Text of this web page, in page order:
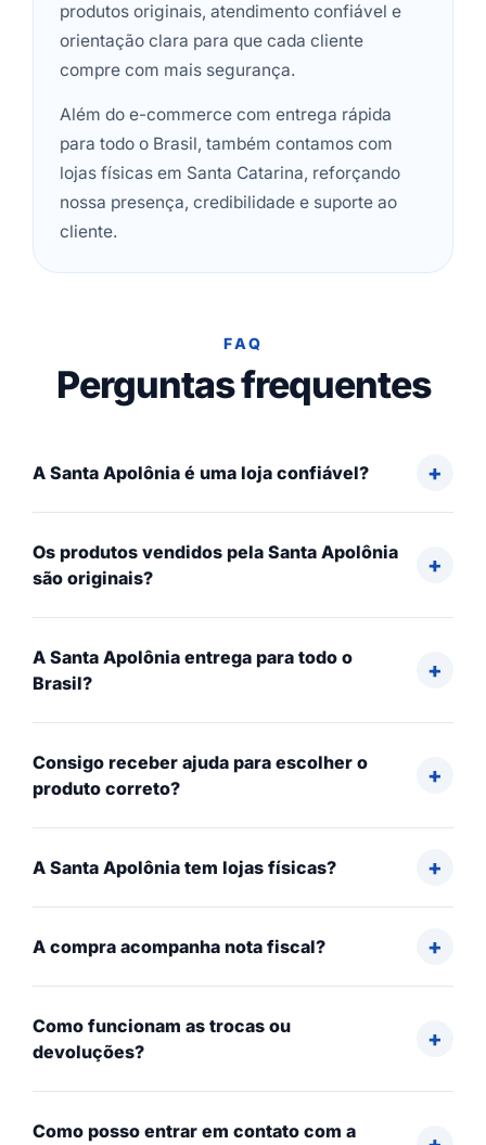
produtos originais, atendimento confiável e
orientação clara para que cada cliente
compre com mais segurança.
Além do e-commerce com entrega rápida
para todo o Brasil, também contamos com
lojas físicas em Santa Catarina, reforçando
nossa presença, credibilidade e suporte ao
cliente.
FAQ
Perguntas frequentes
A Santa Apolônia é uma loja confiável?
Os produtos vendidos pela Santa Apolônia
são originais?
A Santa Apolônia entrega para todo o
Brasil?
Consigo receber ajuda para escolher o
produto correto?
A Santa Apolônia tem lojas físicas?
A compra acompanha nota fiscal?
Como funcionam as trocas ou
devoluções?
Como posso entrar em contato com a